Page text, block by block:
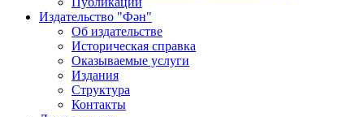
Издательство "Фән"
Об издательстве
Историческая справка
Оказываемые услуги
Издания
Структура
Контакты